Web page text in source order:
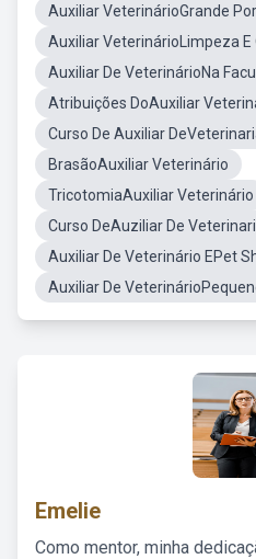
Auxiliar VeterinárioGrande
Auxiliar VeterinárioLimpeza E
Auxiliar De VeterinárioNa
Atribuições DoAuxiliar
Curso De Auxiliar
BrasãoAuxiliar Veterinário
TricotomiaAuxiliar Veterinário
Curso DeAuziliar De
Auxiliar De Veterinário EPet
Auxiliar De
Emelie
Como mentor, minha